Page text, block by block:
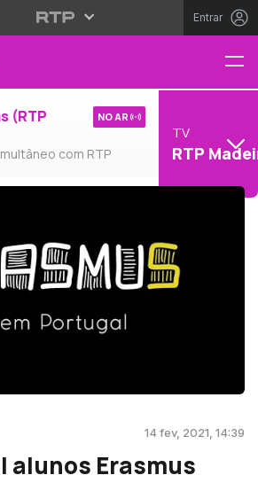
Entrar
(RTP
com RTP
NO AR
TV
RTP
14 fev, 2021, 14:39
alunos Erasmus